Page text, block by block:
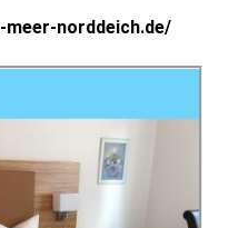
norddeich.de/